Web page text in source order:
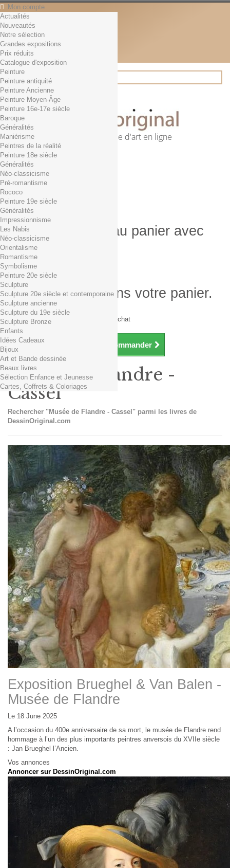
Mon compte
Contact
Français
English
Français
Actualités
Rechercher
Première librairie d'art en ligne
Panier (vide)
Aucun produit
0,01€ dès 29€ d'achat
0,00 € Total
Commander
Produit ajouté au panier avec
succès
Quantité
Total
Il y a 1 produit dans votre panier.
Total produits TTC
Frais de port TTC
0,01€ dès 29€ d'achat
Total TTC
Continuer mes achats Commander
Actualités
Nouveautés
Notre sélection
Grandes expositions
Prix réduits
Catalogue d'exposition
Peinture
Peinture antiquité
Peinture Ancienne
Peinture Moyen-Âge
Peinture 16e-17e siècle
Baroque
Généralités
Maniérisme
Peintres de la réalité
Peinture 18e siècle
Généralités
Néo-classicisme
Pré-romantisme
Rococo
Peinture 19e siècle
Généralités
Impressionnisme
Les Nabis
Néo-classicisme
Orientalisme
Romantisme
Symbolisme
Peinture 20e siècle
Sculpture
Sculpture 20e siècle et contemporaine
Sculpture ancienne
Sculpture du 19e siècle
Sculpture Bronze
Enfants
Idées Cadeaux
Bijoux
Art et Bande dessinée
Beaux livres
Sélection Enfance et Jeunesse
Cartes, Coffrets & Coloriages
Musée de Flandre -
Cassel
Rechercher "Musée de Flandre - Cassel" parmi les livres de
DessinOriginal.com
Exposition Brueghel & Van Balen -
Musée de Flandre
Le 18 June 2025
A l’occasion du 400e anniversaire de sa mort, le musée de Flandre rend
hommage à l’un des plus importants peintres anversois du XVIIe siècle
: Jan Brueghel l’Ancien.
Vos annonces
Annoncer sur DessinOriginal.com